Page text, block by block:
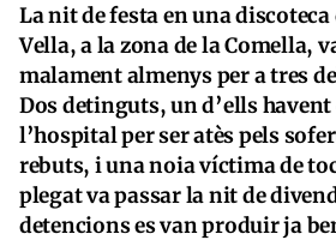
La nit de festa en una
Vella, a la zona de la Comella,
malament almenys per a tres
Dos detinguts, un d’ells havent
l’hospital per ser atès pels
rebuts, i una noia víctima de
plegat va passar la nit de
detencions es van produir ja